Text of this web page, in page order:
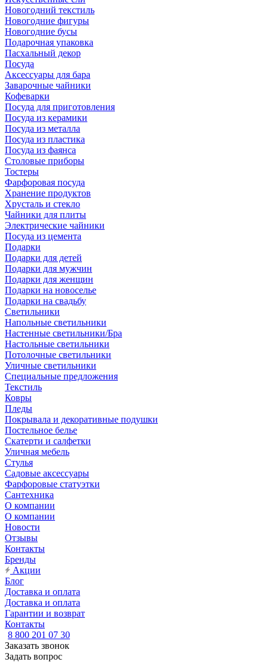
Новогодний текстиль
Новогодние фигуры
Новогодние бусы
Подарочная упаковка
Пасхальный декор
Посуда
Аксессуары для бара
Заварочные чайники
Кофеварки
Посуда для приготовления
Посуда из керамики
Посуда из металла
Посуда из пластика
Посуда из фаянса
Столовые приборы
Тостеры
Фарфоровая посуда
Хранение продуктов
Хрусталь и стекло
Чайники для плиты
Электрические чайники
Посуда из цемента
Подарки
Подарки для детей
Подарки для мужчин
Подарки для женщин
Подарки на новоселье
Подарки на свадьбу
Светильники
Напольные светильники
Настенные светильники/Бра
Настольные светильники
Потолочные светильники
Уличные светильники
Специальные предложения
Текстиль
Ковры
Пледы
Покрывала и декоративные подушки
Постельное белье
Скатерти и салфетки
Уличная мебель
Стулья
Садовые аксессуары
Фарфоровые статуэтки
Сантехника
О компании
О компании
Новости
Отзывы
Контакты
Бренды
Акции
Блог
Доставка и оплата
Доставка и оплата
Гарантии и возврат
Контакты
8 800 201 07 30
Заказать звонок
Задать вопрос